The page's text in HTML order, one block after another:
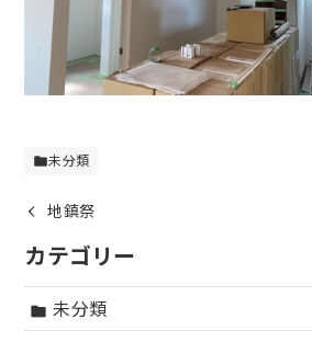
folder未分類
地鎮祭
カテゴリー
folder 未分類